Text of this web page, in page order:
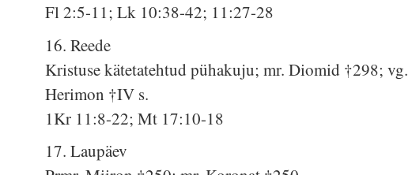
Fl 2:5-11; Lk 10:38-42; 11:27-28
16. Reede
Kristuse kätetatehtud pühakuju; mr. Diomid †298; vg.
Herimon †IV s.
1Kr 11:8-22; Mt 17:10-18
17. Laupäev